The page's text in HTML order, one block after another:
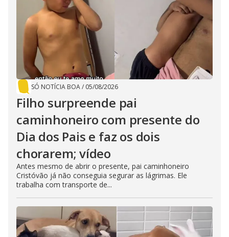
SÓ NOTÍCIA BOA/ 05/08/2026
Filho surpreende pai
caminhoneiro com presente do
Dia dos Pais e faz os dois
chorarem; vídeo
Antes mesmo de abrir o presente, pai caminhoneiro
Cristóvão já não conseguia segurar as lágrimas. Ele
trabalha com transporte de...